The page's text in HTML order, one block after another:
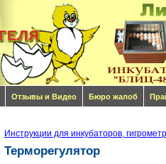
Отзывы и Видео Бюро жалоб
Инструкции для инкубаторов,
Терморегулятор